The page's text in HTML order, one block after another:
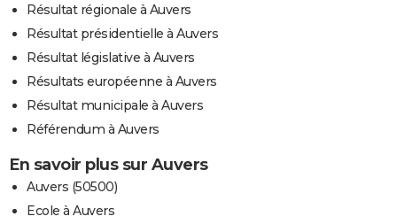
Résultat régionale à Auvers
Résultat présidentielle à Auvers
Résultat législative à Auvers
Résultats européenne à Auvers
Résultat municipale à Auvers
Référendum à Auvers
En savoir plus sur Auvers
Auvers (50500)
Ecole à Auvers